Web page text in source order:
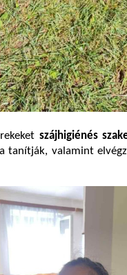
szájhigiénés
tanítják, valamint